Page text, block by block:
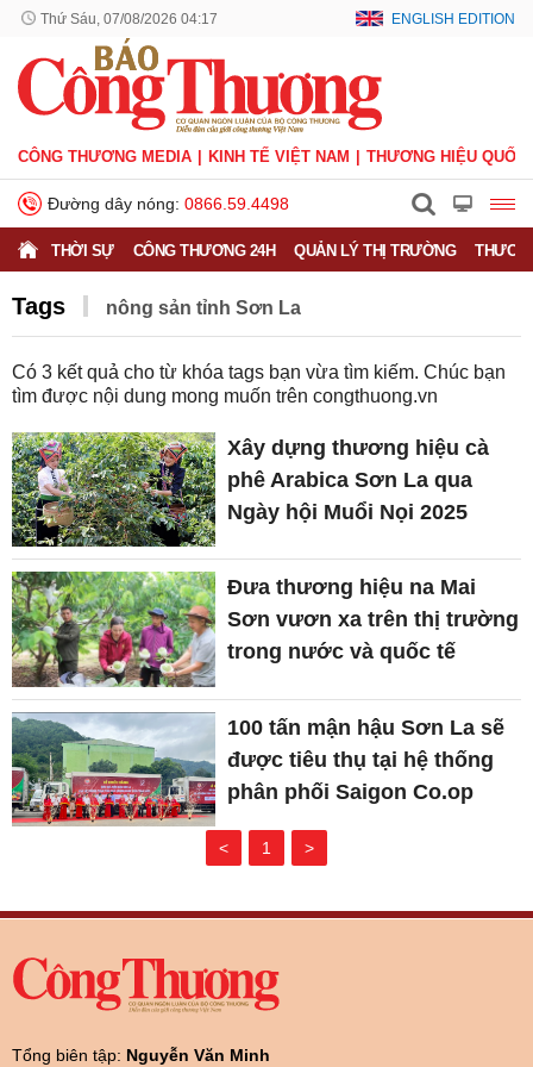
Thứ Sáu, 07/08/2026 04:17 ENGLISH EDITION
CÔNG THƯƠNG MEDIA KINH TẾ VIỆT NAM THƯƠNG HIỆU QUỐC
Đường dây nóng: 0866.59.4498
THỜI SỰ CÔNG THƯƠNG 24H QUẢN LÝ THỊ TRƯỜNG
Tags nông sản tỉnh Sơn La
Có 3 kết quả cho từ khóa tags bạn vừa tìm kiếm. Chúc bạn
tìm được nội dung mong muốn trên congthuong.vn
Xây dựng thương hiệu cà
phê Arabica Sơn La qua
Ngày hội Muổi Nọi 2025
Đưa thương hiệu na Mai
Sơn vươn xa trên thị trường
trong nước và quốc tế
100 tấn mận hậu Sơn La sẽ
được tiêu thụ tại hệ thống
phân phối Saigon Co.op
< 1 >
Tổng biên tập: Nguyễn Văn Minh